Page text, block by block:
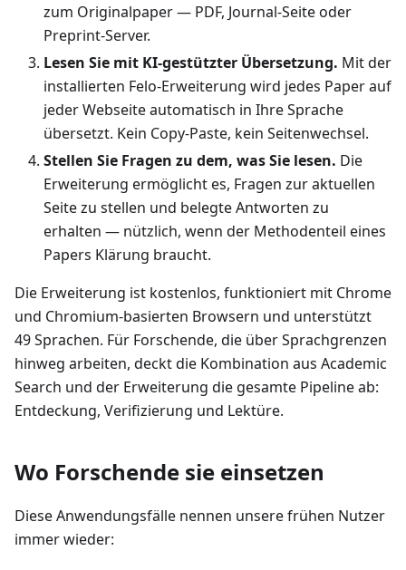
zum Originalpaper — PDF, Journal-Seite oder
Preprint-Server.
Lesen Sie mit KI-gestützter Übersetzung. Mit der
installierten Felo-Erweiterung wird jedes Paper auf
jeder Webseite automatisch in Ihre Sprache
übersetzt. Kein Copy-Paste, kein Seitenwechsel.
Stellen Sie Fragen zu dem, was Sie lesen. Die
Erweiterung ermöglicht es, Fragen zur aktuellen
Seite zu stellen und belegte Antworten zu
erhalten — nützlich, wenn der Methodenteil eines
Papers Klärung braucht.
Die Erweiterung ist kostenlos, funktioniert mit Chrome
und Chromium-basierten Browsern und unterstützt
49 Sprachen. Für Forschende, die über Sprachgrenzen
hinweg arbeiten, deckt die Kombination aus Academic
Search und der Erweiterung die gesamte Pipeline ab:
Entdeckung, Verifizierung und Lektüre.
Wo Forschende sie einsetzen
Diese Anwendungsfälle nennen unsere frühen Nutzer
immer wieder: